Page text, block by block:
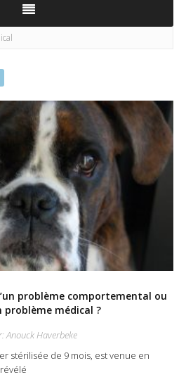
problème comportemental ou
problème médical ?
Anouck Haverbeke
stérilisée de 9 mois, est venue en